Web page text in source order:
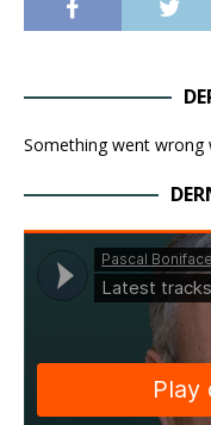
Something went wrong